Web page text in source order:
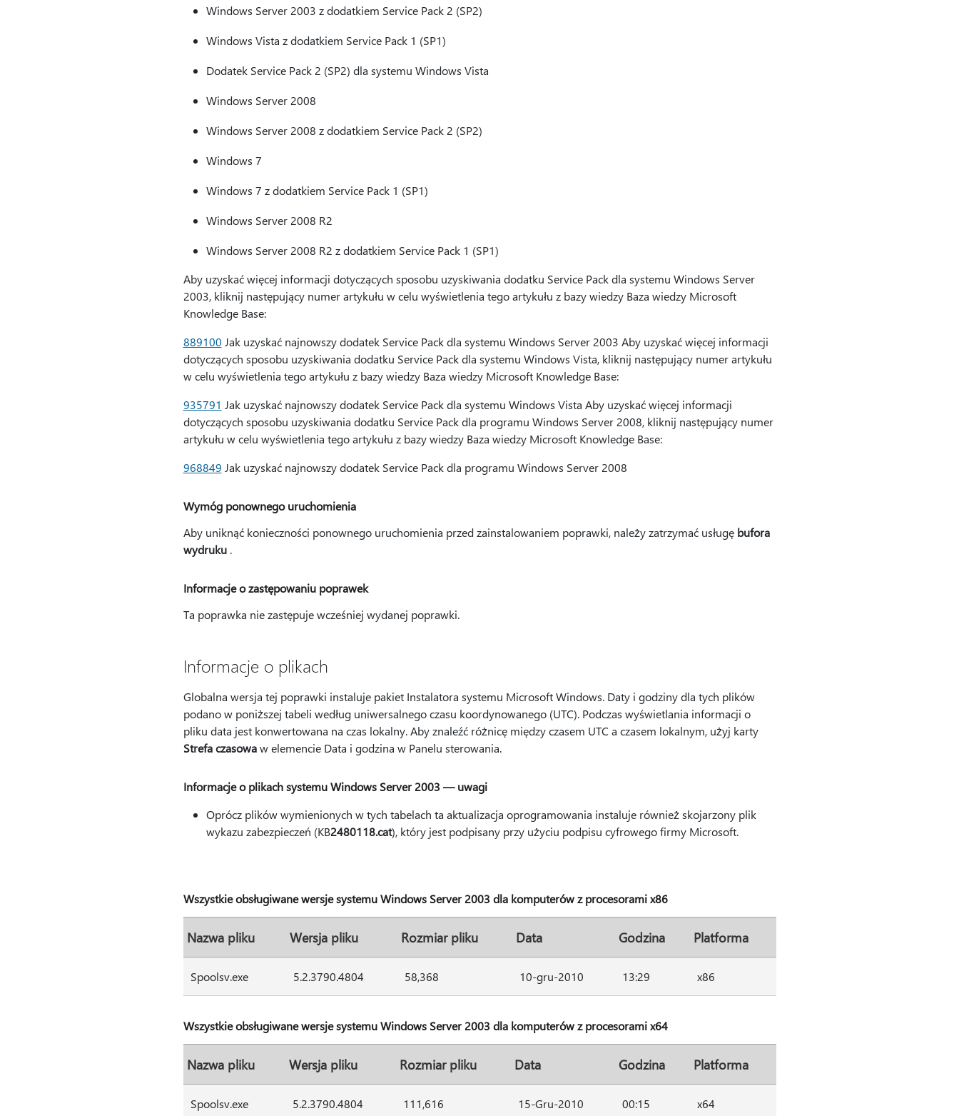
Windows Server 2003 z dodatkiem Service Pack 2 (SP2)
Windows Vista z dodatkiem Service Pack 1 (SP1)
Dodatek Service Pack 2 (SP2) dla systemu Windows Vista
Windows Server 2008
Windows Server 2008 z dodatkiem Service Pack 2 (SP2)
Windows 7
Windows 7 z dodatkiem Service Pack 1 (SP1)
Windows Server 2008 R2
Windows Server 2008 R2 z dodatkiem Service Pack 1 (SP1)
Aby uzyskać więcej informacji dotyczących sposobu uzyskiwania dodatku Service Pack dla systemu Windows Server
2003, kliknij następujący numer artykułu w celu wyświetlenia tego artykułu z bazy wiedzy Baza wiedzy Microsoft
Knowledge Base:
889100 Jak uzyskać najnowszy dodatek Service Pack dla systemu Windows Server 2003 Aby uzyskać więcej informacji
dotyczących sposobu uzyskiwania dodatku Service Pack dla systemu Windows Vista, kliknij następujący numer artykułu
w celu wyświetlenia tego artykułu z bazy wiedzy Baza wiedzy Microsoft Knowledge Base:
935791 Jak uzyskać najnowszy dodatek Service Pack dla systemu Windows Vista Aby uzyskać więcej informacji
dotyczących sposobu uzyskiwania dodatku Service Pack dla programu Windows Server 2008, kliknij następujący numer
artykułu w celu wyświetlenia tego artykułu z bazy wiedzy Baza wiedzy Microsoft Knowledge Base:
968849 Jak uzyskać najnowszy dodatek Service Pack dla programu Windows Server 2008
Wymóg ponownego uruchomienia
Aby uniknąć konieczności ponownego uruchomienia przed zainstalowaniem poprawki, należy zatrzymać usługę bufora
wydruku.
Informacje o zastępowaniu poprawek
Ta poprawka nie zastępuje wcześniej wydanej poprawki.
Informacje o plikach
Globalna wersja tej poprawki instaluje pakiet Instalatora systemu Microsoft Windows. Daty i godziny dla tych plików
podano w poniższej tabeli według uniwersalnego czasu koordynowanego (UTC). Podczas wyświetlania informacji o
pliku data jest konwertowana na czas lokalny. Aby znaleźć różnicę między czasem UTC a czasem lokalnym, użyj karty
Strefa czasowaw elemencie Data i godzina w Panelu sterowania.
Informacje o plikach systemu Windows Server 2003 — uwagi
Oprócz plików wymienionych w tych tabelach ta aktualizacja oprogramowania instaluje również skojarzony plik
wykazu zabezpieczeń (KB2480118.cat), który jest podpisany przy użyciu podpisu cyfrowego firmy Microsoft.
Wszystkie obsługiwane wersje systemu Windows Server 2003 dla komputerów z procesorami x86
Nazwa pliku Wersja pliku Rozmiar pliku Data Godzina Platforma
Spoolsv.exe 5.2.3790.4804 58,368 10-gru-2010 13:29 x86
Wszystkie obsługiwane wersje systemu Windows Server 2003 dla komputerów z procesorami x64
Nazwa pliku Wersja pliku Rozmiar pliku Data Godzina Platforma
Spoolsv.exe 5.2.3790.4804 111,616 15-Gru-2010 00:15 x64